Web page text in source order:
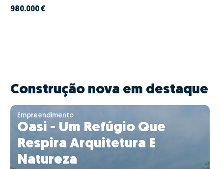
980.000 €
Construção nova em destaque
Empreendimento
Oasi - Um Refúgio Que
Respira Arquitetura E
Natureza